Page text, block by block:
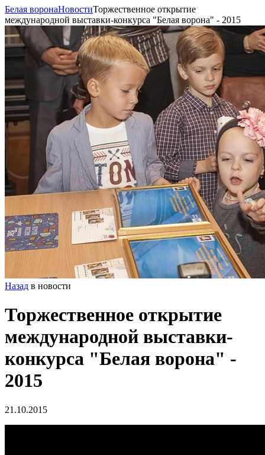
Белая воронаНовостиТоржественное открытие
международной выставки-конкурса "Белая ворона" - 2015
Назад в новости
Торжественное открытие
международной выставки-
конкурса "Белая ворона" -
2015
21.10.2015